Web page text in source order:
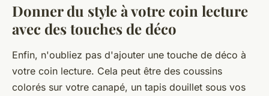
Donner du style à votre coin lecture
avec des touches de déco
Enfin, n'oubliez pas d'ajouter une touche de déco à
votre coin lecture. Cela peut être des coussins
colorés sur votre canapé, un tapis douillet sous vos